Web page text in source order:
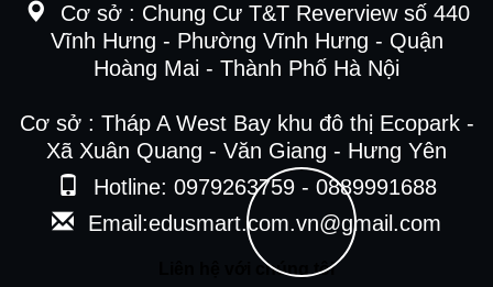
Cơ sở : Chung Cư T&T Reverview số 440
Vĩnh Hưng - Phường Vĩnh Hưng - Quận
Hoàng Mai - Thành Phố Hà Nội
Cơ sở : Tháp A West Bay khu đô thị Ecopark -
Xã Xuân Quang - Văn Giang - Hưng Yên
Hotline: 0979263759 - 0889991688
Email:edusmart.com.vn@gmail.com
Liên hệ với chúng tôi